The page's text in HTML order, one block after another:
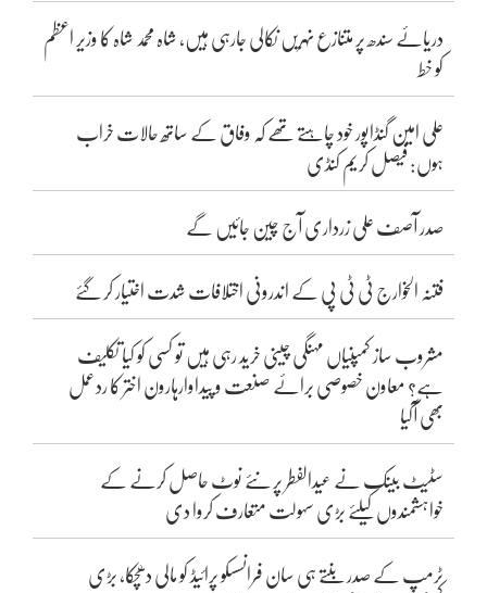
دریائے سندھ پر متنازع نہریں نکالی جارہی ہیں، شاہ محمد شاہ کا وزیر اعظم
کو خط
علی امین گنڈاپور خود چاہتے تھے کہ وفاق کے ساتھ حالات خراب
ہوں: فیصل کریم کنڈی
صدر آصف علی زرداری آج چین جائیں گے
فتنہ الخوارج ٹی ٹی پی کے اندرونی اختلافات شدت اختیار کر گئے
مشروب ساز کمپنیاں مہنگی چینی خرید رہی ہیں تو کسی کو کیا تکلیف
ہے؟ معاون خصوصی برائے صنعت و پیداوارہارون اختر کا ردعمل
بھی آگیا
سٹیٹ بینک نے عیدالفطر پر نئے نوٹ حاصل کرنے کے
خواہشمندوں کیلئے بڑی سہولت متعارف کروا دی
ٹرمپ کے صدر بنتے ہی سان فرانسسکو پرائیڈ کو مالی دھچکا، بڑی